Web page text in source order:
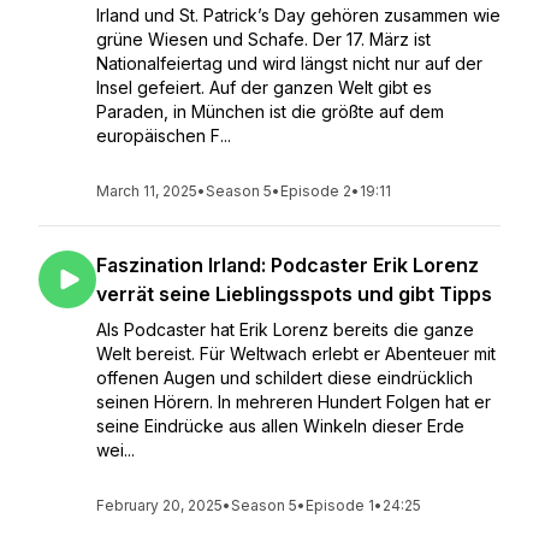
Irland und St. Patrick’s Day gehören zusammen wie
grüne Wiesen und Schafe. Der 17. März ist
Nationalfeiertag und wird längst nicht nur auf der
Insel gefeiert. Auf der ganzen Welt gibt es
Paraden, in München ist die größte auf dem
europäischen F...
March 11, 2025•Season 5• Episode 2• 19:11
Faszination Irland: Podcaster Erik Lorenz
verrät seine Lieblingsspots und gibt Tipps
Als Podcaster hat Erik Lorenz bereits die ganze
Welt bereist. Für Weltwach erlebt er Abenteuer mit
offenen Augen und schildert diese eindrücklich
seinen Hörern. In mehreren Hundert Folgen hat er
seine Eindrücke aus allen Winkeln dieser Erde
wei...
February 20, 2025•Season 5• Episode 1• 24:25